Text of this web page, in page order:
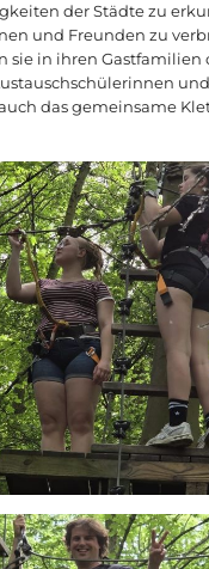
der Städte zu
und Freunden zu
sie in ihren Gastfamilien
das gemeinsame